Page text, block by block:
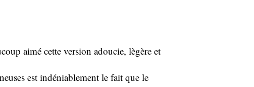
aimé cette version adoucie, lègère et
est indéniablement le fait que le